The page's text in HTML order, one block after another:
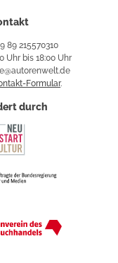
89 215570310
Uhr bis 18:00 Uhr
Formular.
durch